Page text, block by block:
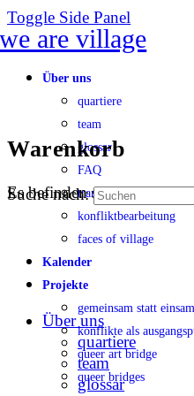
Toggle Side Panel
Über uns
quartiere
team
glossar
FAQ
transparenz
konfliktbearbeitung
faces of village
Kalender
Projekte
gemeinsam statt einsam
konflikte als
queer art bridge
queer bridges
Warenkorb
Es befinden sich keine
Suche nach:
Über uns
quartiere
team
glossar